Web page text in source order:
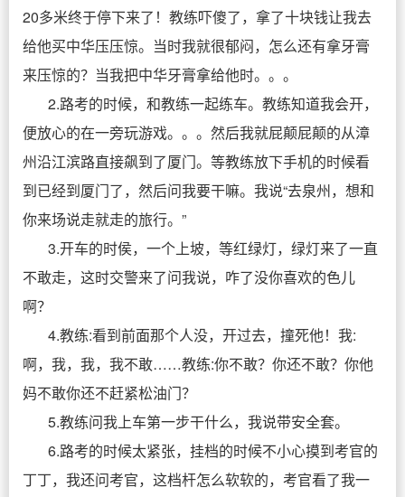
20多米终于停下来了！教练吓傻了，拿了十块钱让我去
给他买中华压压惊。当时我就很郁闷，怎么还有拿牙膏
来压惊的？当我把中华牙膏拿给他时。。。
2.路考的时候，和教练一起练车。教练知道我会开，
便放心的在一旁玩游戏。。。然后我就屁颠屁颠的从漳
州沿江滨路直接飙到了厦门。等教练放下手机的时候看
到已经到厦门了，然后问我要干嘛。我说“去泉州，想和
你来场说走就走的旅行。”
3.开车的时侯，一个上坡，等红绿灯，绿灯来了一直
不敢走，这时交警来了问我说，咋了没你喜欢的色儿
啊？
4.教练:看到前面那个人没，开过去，撞死他！我:
啊，我，我，我不敢……教练:你不敢？你还不敢？你他
妈不敢你还不赶紧松油门？
5.教练问我上车第一步干什么，我说带安全套。
6.路考的时候太紧张，挂档的时候不小心摸到考官的
丁丁，我还问考官，这档杆怎么软软的，考官看了我一